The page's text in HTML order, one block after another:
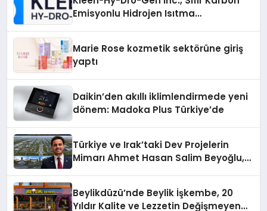
Emisyonlu Hidrojen Isıtma
Marie Rose kozmetik sektörüne giriş
yaptı
Daikin’den akıllı iklimlendirmede yeni
dönem: Madoka Plus Türkiye’de
Türkiye ve Irak’taki Dev Projelerin
Mimarı Ahmet Hasan Salim Beyoğlu,
Hayata Geçirecek
Beylikdüzü’nde Beylik İşkembe, 20
Yıldır Kalite ve Lezzetin Değişmeyen